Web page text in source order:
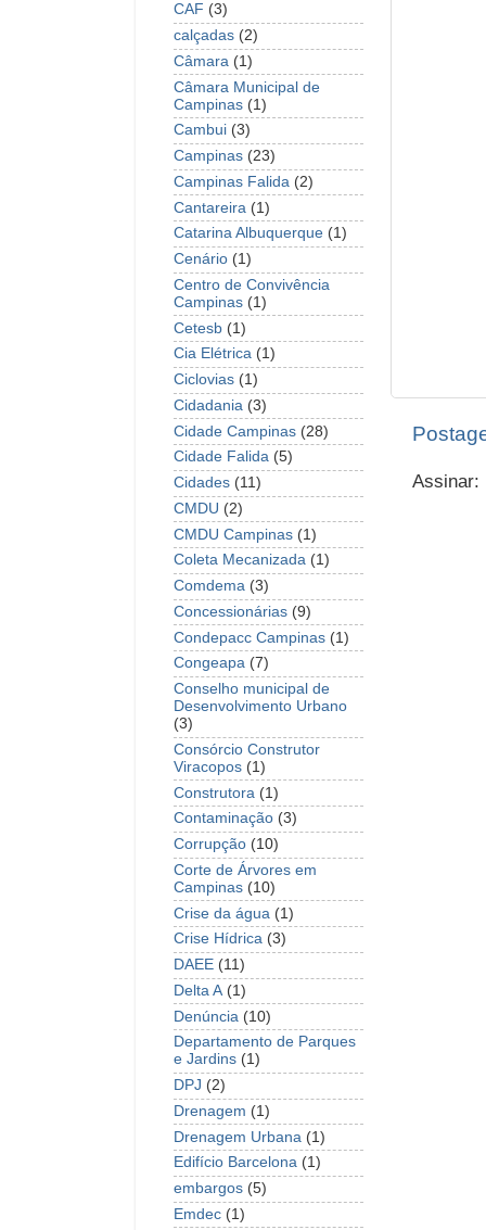
Assinar:
CAF (3)
calçadas (2)
Câmara (1)
Câmara Municipal de
Campinas (1)
Cambui (3)
Campinas (23)
Campinas Falida (2)
Cantareira (1)
Catarina Albuquerque (1)
Cenário (1)
Centro de Convivência
Campinas (1)
Cetesb (1)
Cia Elétrica (1)
Ciclovias (1)
Cidadania (3)
Cidade Campinas (28)
Cidade Falida (5)
Cidades (11)
CMDU (2)
CMDU Campinas (1)
Coleta Mecanizada (1)
Comdema (3)
Concessionárias (9)
Condepacc Campinas (1)
Congeapa (7)
Conselho municipal de
Desenvolvimento Urbano
(3)
Consórcio Construtor
Viracopos (1)
Construtora (1)
Contaminação (3)
Corrupção (10)
Corte de Árvores em
Campinas (10)
Crise da água (1)
Crise Hídrica (3)
DAEE (11)
Delta A (1)
Denúncia (10)
Departamento de Parques
e Jardins (1)
DPJ (2)
Drenagem (1)
Drenagem Urbana (1)
Edifício Barcelona (1)
embargos (5)
Emdec (1)